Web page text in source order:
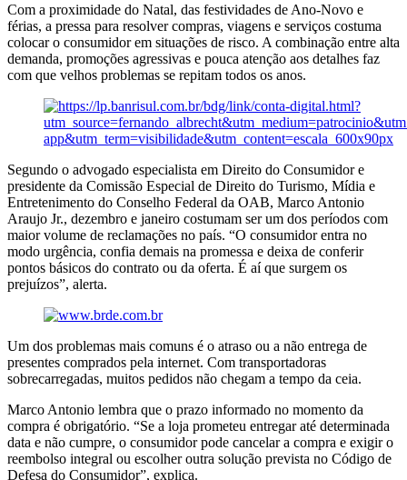
Com a proximidade do Natal, das festividades de Ano-Novo e
férias, a pressa para resolver compras, viagens e serviços costuma
colocar o consumidor em situações de risco. A combinação entre alta
demanda, promoções agressivas e pouca atenção aos detalhes faz
com que velhos problemas se repitam todos os anos.
Segundo o advogado especialista em Direito do Consumidor e
presidente da Comissão Especial de Direito do Turismo, Mídia e
Entretenimento do Conselho Federal da OAB, Marco Antonio
Araujo Jr., dezembro e janeiro costumam ser um dos períodos com
maior volume de reclamações no país. “O consumidor entra no
modo urgência, confia demais na promessa e deixa de conferir
pontos básicos do contrato ou da oferta. É aí que surgem os
prejuízos”, alerta.
Um dos problemas mais comuns é o atraso ou a não entrega de
presentes comprados pela internet. Com transportadoras
sobrecarregadas, muitos pedidos não chegam a tempo da ceia.
Marco Antonio lembra que o prazo informado no momento da
compra é obrigatório. “Se a loja prometeu entregar até determinada
data e não cumpre, o consumidor pode cancelar a compra e exigir o
reembolso integral ou escolher outra solução prevista no Código de
Defesa do Consumidor”, explica.